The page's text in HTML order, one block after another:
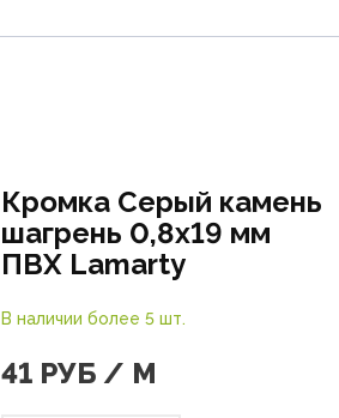
Кромка Серый камень
шагрень 0,8х19 мм
ПВХ Lamarty
В наличии более 5 шт.
41 РУБ / М